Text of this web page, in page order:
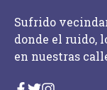
Sufrido
donde el ruido,
en nuestras